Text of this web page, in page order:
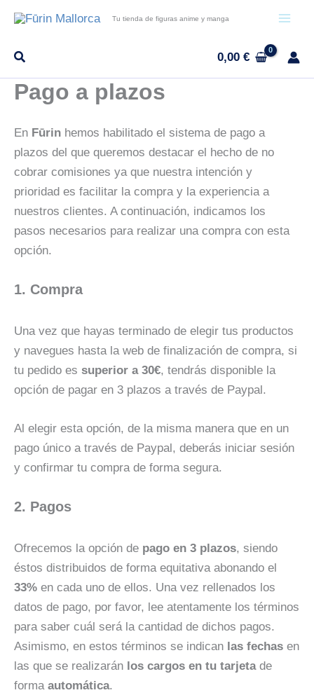
contenido
Tu tienda de figuras anime y manga
0,00€
Pago a plazos
En Fūrin hemos habilitado el sistema de pago a
plazos del que queremos destacar el hecho de no
cobrar comisiones ya que nuestra intención y
prioridad es facilitar la compra y la experiencia a
nuestros clientes. A continuación, indicamos los
pasos necesarios para realizar una compra con esta
opción.
1. Compra
Una vez que hayas terminado de elegir tus productos
y navegues hasta la web de finalización de compra, si
tu pedido es superior a 30€, tendrás disponible la
opción de pagar en 3 plazos a través de Paypal.
Al elegir esta opción, de la misma manera que en un
pago único a través de Paypal, deberás iniciar sesión
y confirmar tu compra de forma segura.
2. Pagos
Ofrecemos la opción de pago en 3 plazos, siendo
éstos distribuidos de forma equitativa abonando el
33% en cada uno de ellos. Una vez rellenados los
datos de pago, por favor, lee atentamente los términos
para saber cuál será la cantidad de dichos pagos.
Asimismo, en estos términos se indican las fechas en
las que se realizarán los cargos en tu tarjetade
forma automática.